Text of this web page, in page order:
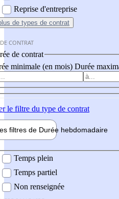
Reprise d'entreprise
de types de contrat
CONTRAT
de contrat
minimale (en mois) Durée
le filtre du type de contrat
filtres de Durée hebdomadaire
Temps plein
Temps partiel
Non renseignée